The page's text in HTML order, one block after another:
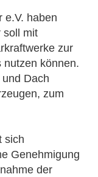
e.V. haben
soll mit
zur
nutzen können.
Dach
zum
sich
Genehmigung
der